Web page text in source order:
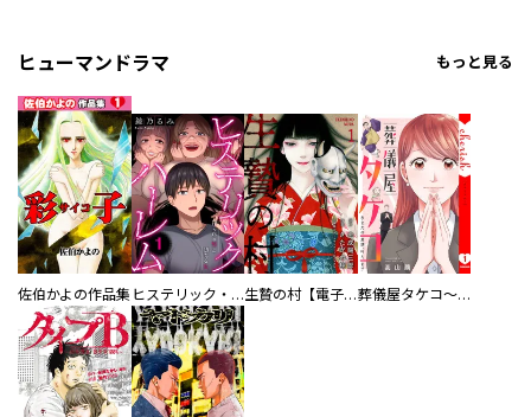
ヒューマンドラマ もっと見る
佐伯かよの作品集 ヒステリック・ハーレム～搾られる男と堕ちる女～【電子単行本版】 生贄の村【電子単行本版】 葬儀屋タケコ～あなたの最期、叶えます【電子単行本版】